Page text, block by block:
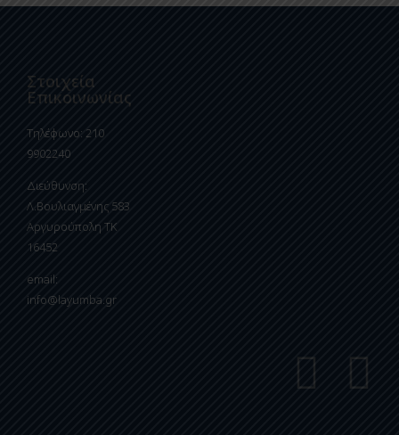
Στοιχεία
Επικοινωνίας
Τηλέφωνο: 210
9902240
Διεύθυνση:
Λ.Βουλιαγμένης 583
Αργυρούπολη ΤΚ
16452
email:
info@layumba.gr